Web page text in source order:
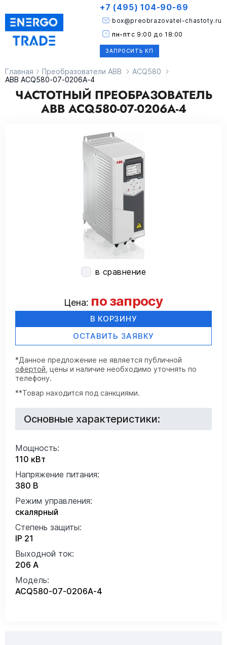
ЗАПРОСИТЬ КП
box@preobrazovatel-chastoty.ru
+7 (495) 104-90-69
пн-пт с 9:00 до 18:00
Главная Преобразователи ABB
ACQ580
ABB ACQ580-07-0206A-4
ЧАСТОТНЫЙ ПРЕОБРАЗОВАТЕЛЬ
ABB ACQ580-07-0206A-4
в сравнение
Цена: по запросу
В КОРЗИНУ
ОСТАВИТЬ ЗАЯВКУ
*Данное предложение не является публичной
офертой , цены и наличие необходимо уточнять по
телефону.
**Товар находится под санкциями.
Основные характеристики:
Мощность:
110 кВт
Напряжение питания:
380 В
Режим управления:
скалярный
Степень защиты:
IP 21
Выходной ток:
206 А
Модель:
ACQ580-07-0206A-4